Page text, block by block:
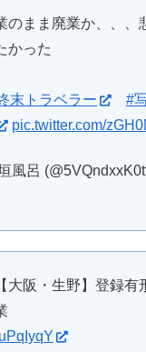
のまま廃業か、、、
かった
末トラベラー
#
pic.twitter.com/
風呂
大阪・生野】登録有